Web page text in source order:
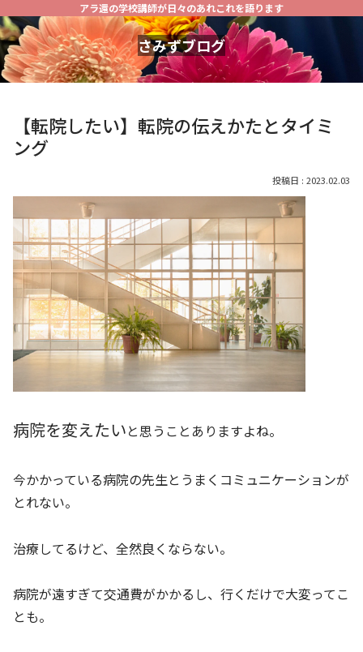
アラ還の学校講師が日々のあれこれを語ります
さみずブログ
【転院したい】転院の伝えかたとタイミ
ング
2023.02.03
病院を変えたいと思うことありますよね。
今かかっている病院の先生とうまくコミュニケーションが
とれない。
治療してるけど、全然良くならない。
病院が遠すぎて交通費がかかるし、行くだけで大変ってこ
とも。